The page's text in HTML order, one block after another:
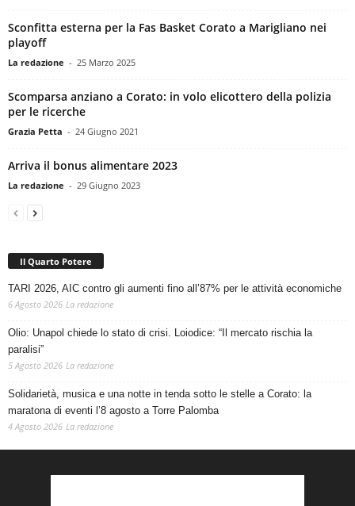
Sconfitta esterna per la Fas Basket Corato a Marigliano nei
playoff
La redazione - 25 Marzo 2025
Scomparsa anziano a Corato: in volo elicottero della polizia
per le ricerche
Grazia Petta - 24 Giugno 2021
Arriva il bonus alimentare 2023
La redazione - 29 Giugno 2023
Il Quarto Potere
TARI 2026, AIC contro gli aumenti fino all’87% per le attività economiche
6 Agosto 2026 La redazione
Olio: Unapol chiede lo stato di crisi. Loiodice: “Il mercato rischia la
paralisi”
5 Agosto 2026 La redazione
Solidarietà, musica e una notte in tenda sotto le stelle a Corato: la
maratona di eventi l’8 agosto a Torre Palomba
4 Agosto 2026 La redazione